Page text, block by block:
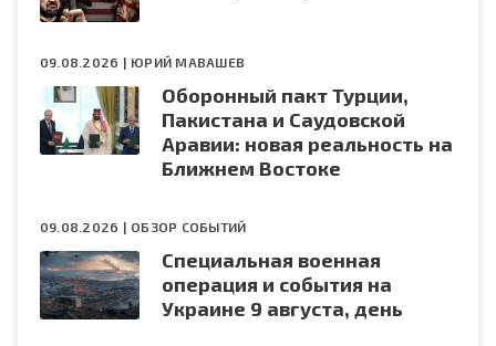
09.08.2026 | ЮРИЙ МАВАШЕВ
Оборонный пакт Турции,
Пакистана и Саудовской
Аравии: новая реальность на
Ближнем Востоке
09.08.2026 | ОБЗОР СОБЫТИЙ
Специальная военная
операция и события на
Украине 9 августа, день